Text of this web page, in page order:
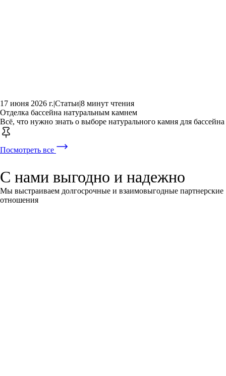
17 июня 2026 г.|Статьи|8 минут чтения
Отделка бассейна натуральным камнем
Всё, что нужно знать о выборе натурального камня для бассейна
Посмотреть все
С нами выгодно и надежно
Мы выстраиваем долгосрочные и взаимовыгодные партнерские
отношения